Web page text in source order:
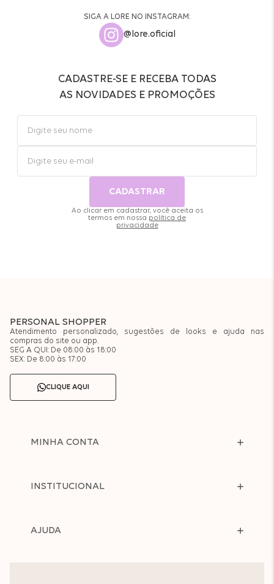
SIGA A LORE NO INSTAGRAM:
@lore.oficial
CADASTRE-SE E RECEBA TODAS
AS NOVIDADES E PROMOÇÕES
CADASTRAR
Ao clicar em cadastrar, você aceita os
termos em nossa política de
privacidade
PERSONAL SHOPPER
Atendimento personalizado, sugestões de looks e ajuda nas
compras do site ou app.
SEG A QUI: De 08:00 às 18:00
SEX: De 8:00 às 17:00
CLIQUE AQUI
MINHA CONTA
INSTITUCIONAL
AJUDA